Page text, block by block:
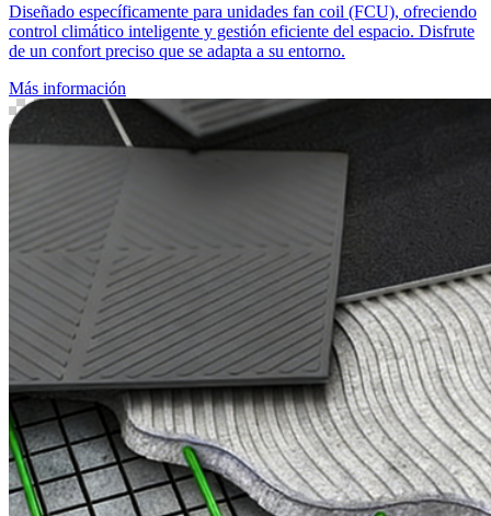
Diseñado específicamente para unidades fan coil (FCU), ofreciendo
control climático inteligente y gestión eficiente del espacio. Disfrute
de un confort preciso que se adapta a su entorno.
Más información